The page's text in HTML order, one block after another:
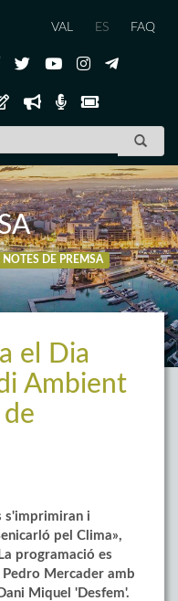
VAL ES FAQ
NOTES DE PREMSA
el Dia
Ambient
s'imprimiran i
pel Clima»,
programació es
Mercader amb
Miquel 'Desfem'.